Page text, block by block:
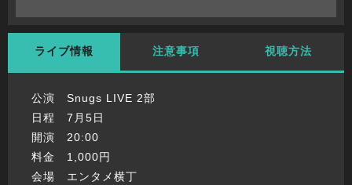
ライブ情報 注意事項 視聴方法
公演 Snugs LIVE 2部
日程 7月5日
開演 20:00
料金 1,000円
会場 エンタメ横丁